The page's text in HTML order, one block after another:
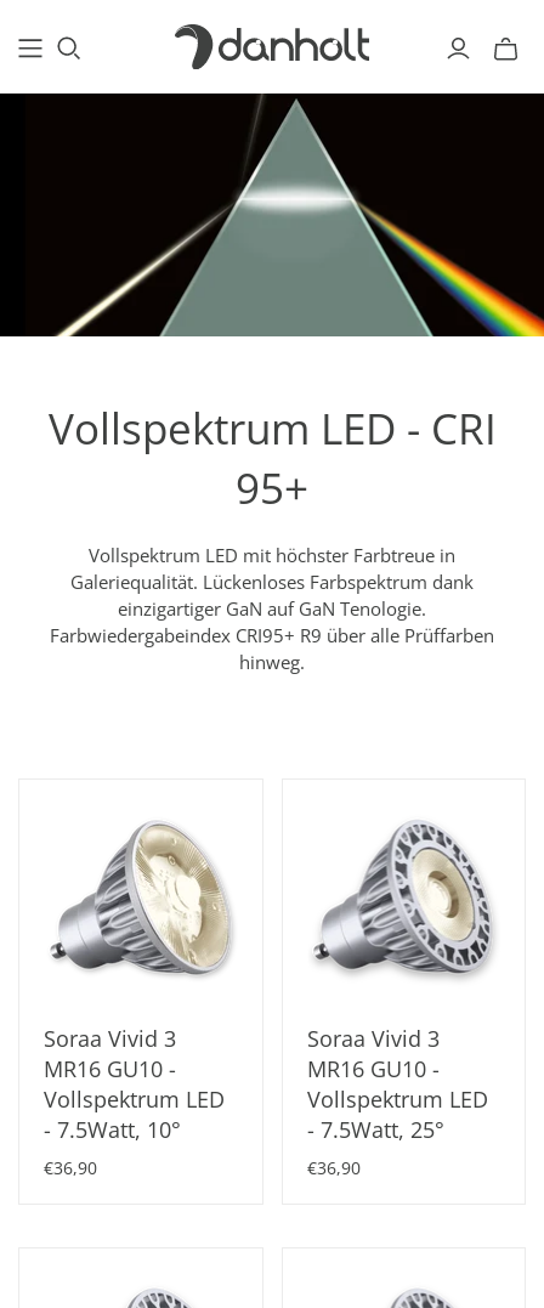
Vollspektrum LED - CRI
95+
Vollspektrum LED mit höchster Farbtreue in
Galeriequalität. Lückenloses Farbspektrum dank
einzigartiger GaN auf GaN Tenologie.
Farbwiedergabeindex CRI95+ R9 über alle Prüffarben
hinweg.
Soraa Vivid 3
MR16 GU10 -
Vollspektrum LED
- 7.5Watt, 10°
€36,90
Soraa Vivid 3
MR16 GU10 -
Vollspektrum LED
- 7.5Watt, 25°
€36,90